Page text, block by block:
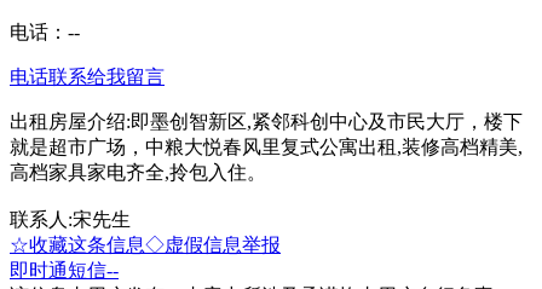
电话： --
电话联系给我留言
出租房屋介绍:即墨创智新区,紧邻科创中心及市民大厅，楼下
就是超市广场，中粮大悦春风里复式公寓出租,装修高档精美,
高档家具家电齐全,拎包入住。
联系人:宋先生
☆收藏这条信息◇虚假信息举报
即时通短信--